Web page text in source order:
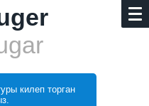
килеп торган